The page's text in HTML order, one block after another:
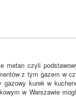
metan czyli
z tym gazem w
gazowy kurek w
w Warszawie